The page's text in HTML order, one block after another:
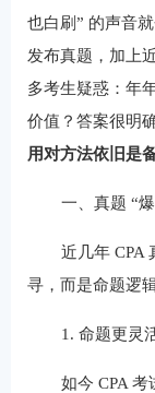
也白刷” 的声音
发布真题，加上
多考生疑惑：年
价值？答案很明
用对方法依旧是
一、真题 “
近几年 CPA
寻，而是命题逻
1. 命题更灵
如今 CPA